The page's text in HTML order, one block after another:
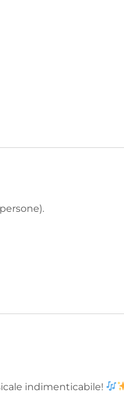
indimenticabile!